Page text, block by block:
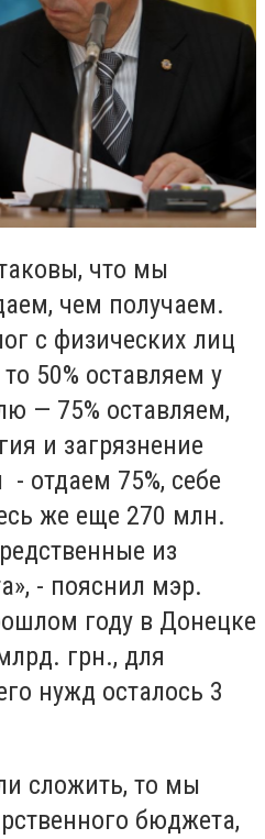
что мы
чем получаем.
с физических лиц
50% оставляем у
— 75% оставляем,
и загрязнение
отдаем 75%, себе
же еще 270 млн.
из
- пояснил мэр.
году в Донецке
грн., для
нужд осталось 3
сложить, то мы
бюджета,